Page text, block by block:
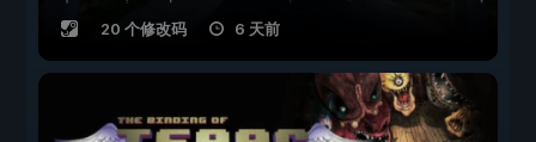
20 个修改码 6 天前